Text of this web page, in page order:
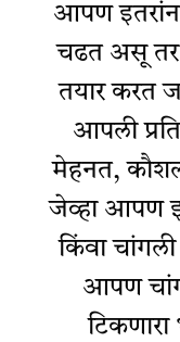
आपण
चढत असू तर
तयार करत
आपली
मेहनत,
जेव्हा आपण
किंवा
आपण
टिकणारा